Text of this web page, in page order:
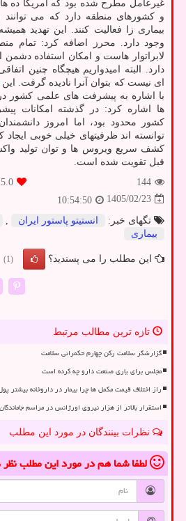
غیرعامل مطرح شده بود که آمریکا ده ها
و کشورهای منطقه دارد که می
بیماری زا فعالیت کنند. این تهدید
وجود دارد. محرز اضافه کرد: تمام
لابراتوار هاست و امکان استفاده دشمن
دارد. البته امیدواریم هیچگاه چنین
ای نیست که بتوان آنرا نادیده گرفت. این
با اشاره به پیشرفت های علمی کشور
ها اشاره کرد: در گذشته امکانات
کشور محدود بود، اما امروز
توانسته اند ظرفیتهای خیلی خوبی ایجاد
کشف سریع ویروس ها و توان تولید
قبل تقویت شده است.
144
5.0
1405/02/23
10:54:50
تگهای خبر:
انستیتو پاستور ایران
بیماری
این مطلب را می پسندید؟ (1)
تازه ترین مطالب مرتبط
گزارشگر سلامت رکن چهارم حکمرانی سلامت
مجلس برای یاری صنعت دارو چه کرده است
راز اختلاف قیمت مکمل ها چرا بیمار در داروخانه بیشتر
استقرار بالاتر از هزار نیروی اورژانس در مراسم
نظرات بینندگان در مورد این مطلب
لطفا شما همدر مورد این مطلب